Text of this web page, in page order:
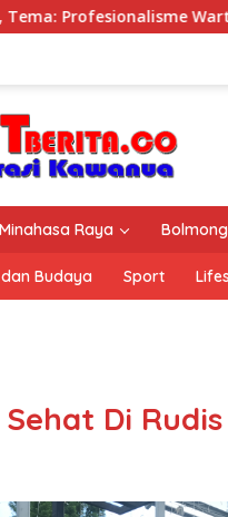
Wartawan IWO,
Minahasa Raya
Budaya Sport
Di